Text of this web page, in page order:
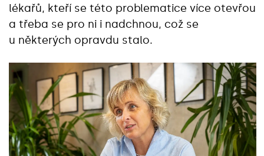
lékařů, kteří se této problematice více otevřou
a třeba se pro ni i nadchnou, což se
u některých opravdu stalo.